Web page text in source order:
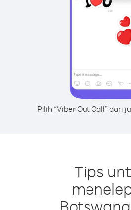
Pilih “Viber Out Call” dari
Tips